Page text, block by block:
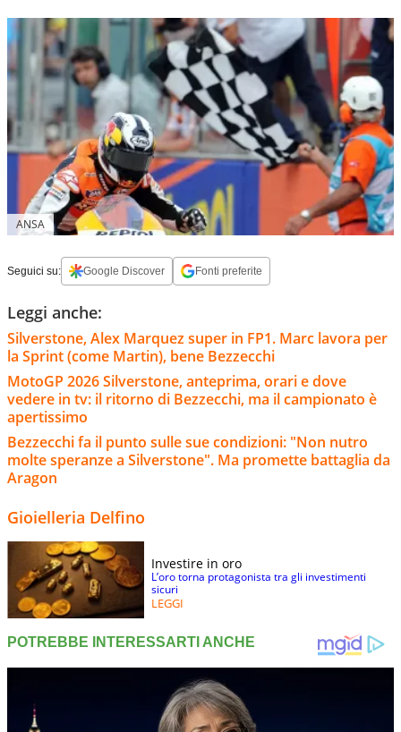
ANSA
Seguici su: Google Discover Fonti preferite
Leggi anche:
Silverstone, Alex Marquez super in FP1. Marc lavora per
la Sprint (come Martin), bene Bezzecchi
MotoGP 2026 Silverstone, anteprima, orari e dove
vedere in tv: il ritorno di Bezzecchi, ma il campionato è
apertissimo
Bezzecchi fa il punto sulle sue condizioni: "Non nutro
molte speranze a Silverstone". Ma promette battaglia da
Aragon
Gioielleria Delfino
Investire in oro
L’oro torna protagonista tra gli investimenti
sicuri
LEGGI